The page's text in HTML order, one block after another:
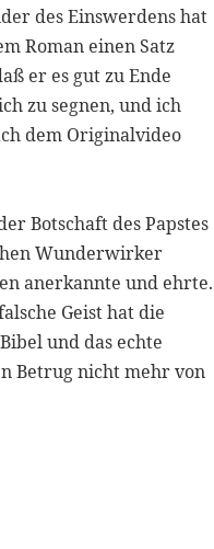
des Einswerdens hat
Roman einen Satz
er es gut zu Ende
zu segnen, und ich
dem Originalvideo
Botschaft des Papstes
Wunderwirker
anerkannte und ehrte.
Geist hat die
und das echte
Betrug nicht mehr von